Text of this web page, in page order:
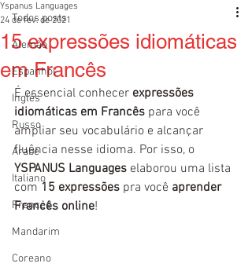
Todos posts
Alemão
Espanhol
Inglês
Russo
Árabe
Italiano
Francês
Mandarim
Coreano
15 expressões idiomáticas
em Francês
Yspanus Languages
24 de fev. de 2021
É essencial conhecer expressões
idiomáticas em Francês para você
ampliar seu vocabulário e alcançar
fluência nesse idioma. Por isso, o
YSPANUS Languages elaborou uma lista
com 15 expressões pra você aprender
Francês online!